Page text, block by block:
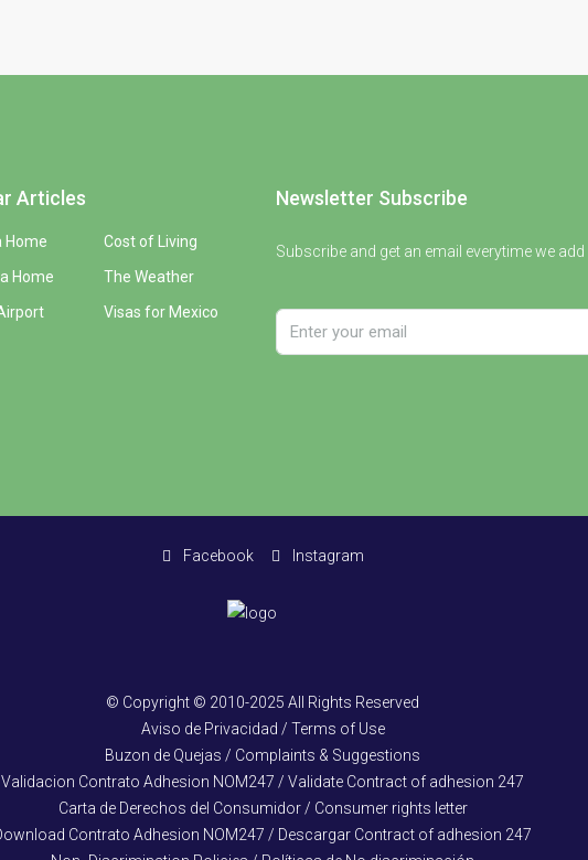
Articles
Home
Home
Cost of Living
The Weather
Visas for Mexico
Newsletter Subscribe
Subscribe and get an email everytime we
Facebook Instagram
© Copyright © 2010-2025 All Rights Reserved
Aviso de Privacidad / Terms of Use
Buzon de Quejas / Complaints & Suggestions
Validacion Contrato Adhesion NOM247 / Validate Contract of adhesion 247
Carta de Derechos del Consumidor / Consumer rights letter
Contrato Adhesion NOM247 / Descargar Contract of adhesion 247